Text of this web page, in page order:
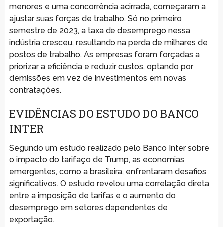
menores e uma concorrência acirrada, começaram a
ajustar suas forças de trabalho. Só no primeiro
semestre de 2023, a taxa de desemprego nessa
indústria cresceu, resultando na perda de milhares de
postos de trabalho. As empresas foram forçadas a
priorizar a eficiência e reduzir custos, optando por
demissões em vez de investimentos em novas
contratações.
EVIDÊNCIAS DO ESTUDO DO BANCO
INTER
Segundo um estudo realizado pelo Banco Inter sobre
o impacto do tarifaço de Trump, as economias
emergentes, como a brasileira, enfrentaram desafios
significativos. O estudo revelou uma correlação direta
entre a imposição de tarifas e o aumento do
desemprego em setores dependentes de
exportação.